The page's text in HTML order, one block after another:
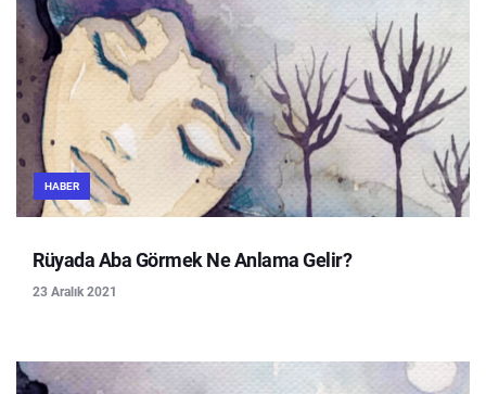
HABER
Rüyada Aba Görmek Ne Anlama Gelir?
23 Aralık 2021